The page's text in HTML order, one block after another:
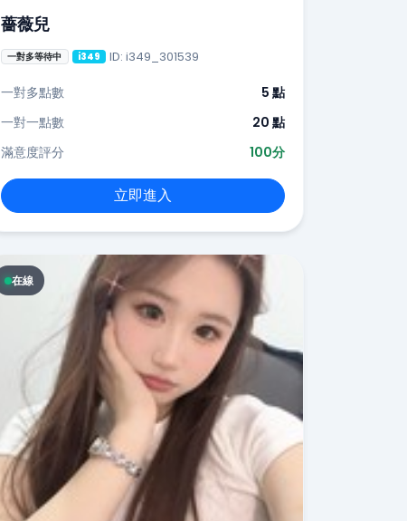
薔薇兒
一對多等待中 i349 ID: i349_301539
一對多點數
5 點
一對一點數
20 點
滿意度評分
100分
立即進入
在線